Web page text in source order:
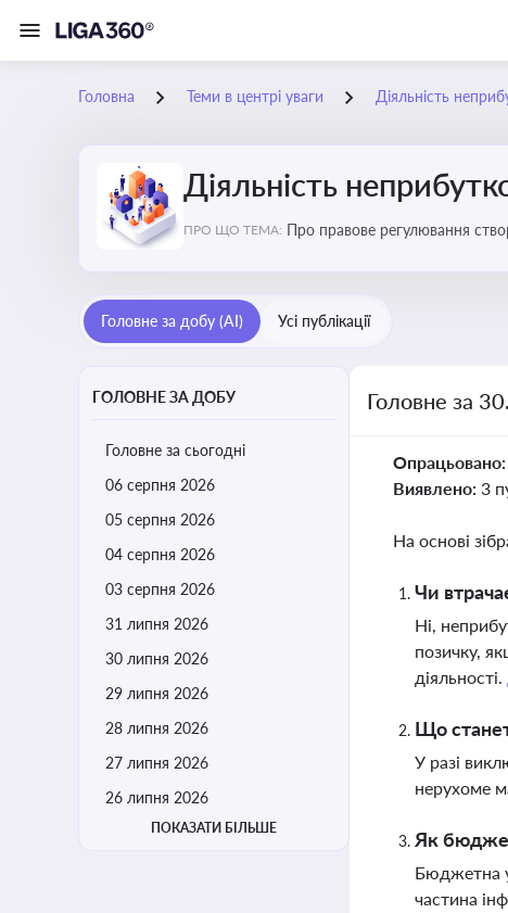
Головна Теми в центрі уваги Діяльність
Діяльність
ПРО ЩО ТЕМА: Про
Головне за добу (AI) Усі публікації
ГОЛОВНЕ ЗА ДОБУ
Головне за сьогодні
06 серпня 2026
05 серпня 2026
04 серпня 2026
03 серпня 2026
31 липня 2026
30 липня 2026
29 липня 2026
28 липня 2026
27 липня 2026
26 липня 2026
ПОКАЗАТИ БІЛЬШЕ
Головне за
Опрацьовано:
Виявлено: 3
На основі
Чи
Ні,
позичку,
діяльності.
Що
У разі
нерухоме
Як
Бюджетна
частина